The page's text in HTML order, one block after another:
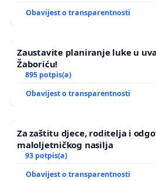
Obavijest o transparentnosti
Zaustavite planiranje luke u
Žaboriću!
895 potpis(a)
Obavijest o transparentnosti
Za zaštitu djece, roditelja i
maloljetničkog nasilja
93 potpis(a)
Obavijest o transparentnosti